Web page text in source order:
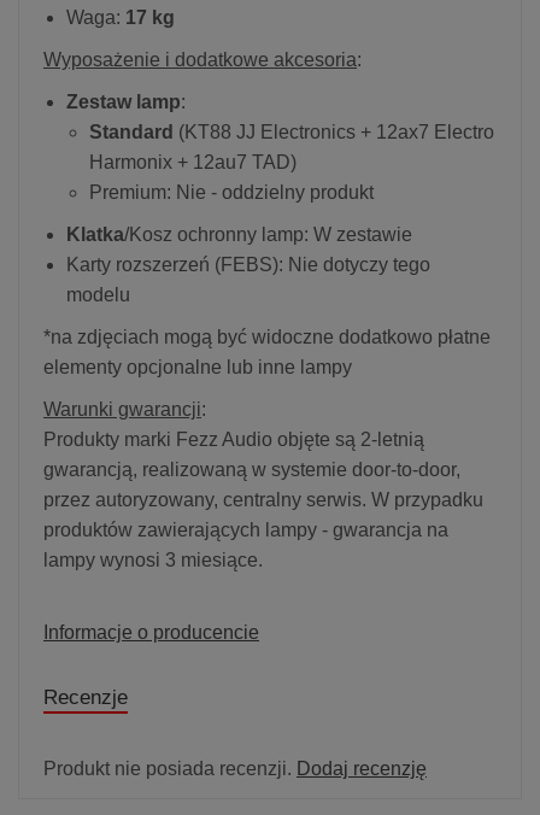
Waga: 17 kg
Wyposażenie i dodatkowe akcesoria:
Zestaw lamp:
Standard (KT88 JJ Electronics + 12ax7 Electro
Harmonix + 12au7 TAD)
Premium: Nie - oddzielny produkt
Klatka/Kosz ochronny lamp: W zestawie
Karty rozszerzeń (FEBS): Nie dotyczy tego
modelu
*na zdjęciach mogą być widoczne dodatkowo płatne
elementy opcjonalne lub inne lampy
Warunki gwarancji:
Produkty marki Fezz Audio objęte są 2-letnią
gwarancją, realizowaną w systemie door-to-door,
przez autoryzowany, centralny serwis. W przypadku
produktów zawierających lampy - gwarancja na
lampy wynosi 3 miesiące.
Informacje o producencie
Recenzje
Produkt nie posiada recenzji. Dodaj recenzję